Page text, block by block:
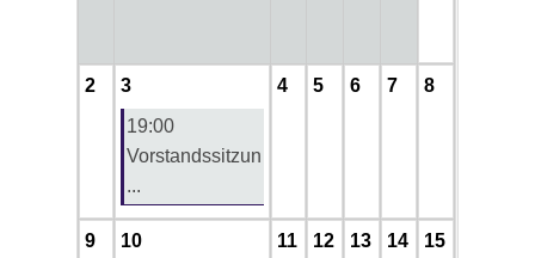
2
3
19:00
Vorstandssitzun
...
4 5 6 7 8
9
10
11 12 13 14 15